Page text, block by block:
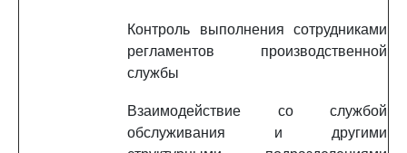
Контроль выполнения сотрудниками
регламентов производственной
службы
Взаимодействие со службой
обслуживания и другими